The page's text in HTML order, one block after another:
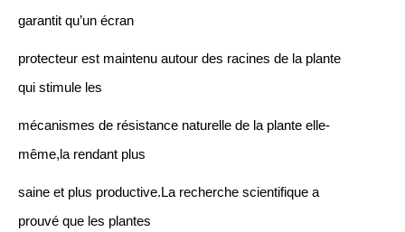
garantit qu’un écran
protecteur est maintenu autour des racines de la plante
qui stimule les
mécanismes de résistance naturelle de la plante elle-
même,la rendant plus
saine et plus productive.La recherche scientifique a
prouvé que les plantes